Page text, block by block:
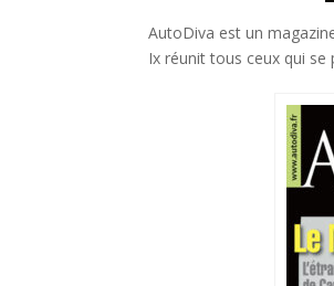
AutoDiva est un
Ix réunit tous ceux qui